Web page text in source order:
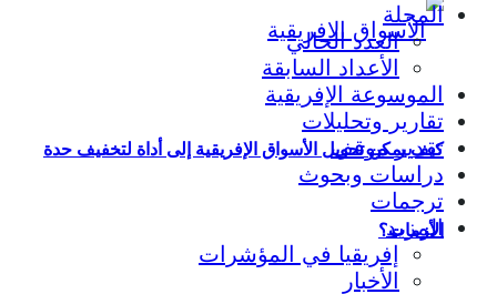
كيف يمكن تحويل الأسواق الإفريقية إلى أداة لتخفيف حدة
الأزمات؟
المجلة
العدد الحالي
الأعداد السابقة
الموسوعة الإفريقية
تقارير وتحليلات
تقدير موقف
دراسات وبحوث
ترجمات
المزيد
إفريقيا في المؤشرات
الأخبار